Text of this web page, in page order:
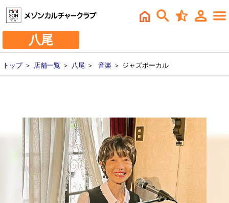
八尾
トップ＞ 店舗一覧 ＞ 八尾 ＞ 音楽 ＞ ジャズボーカル